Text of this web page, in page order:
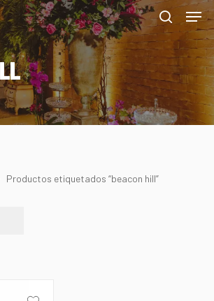
search
Menu
Productos etiquetados “beacon hill”
Close
Filters
Menu